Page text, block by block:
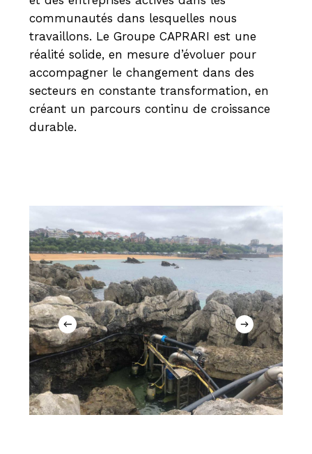
communautés dans lesquelles nous
travaillons. Le Groupe CAPRARI est une
réalité solide, en mesure d’évoluer pour
accompagner le changement dans des
secteurs en constante transformation, en
créant un parcours continu de croissance
durable.